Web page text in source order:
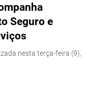
Seguro e
nesta terça-feira (9),